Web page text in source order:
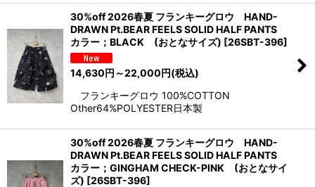
30%off 2026春夏 フランキーグロウ HAND-
DRAWN Pt.BEAR FEELS SOLID HALF PANTS
カラー；BLACK (おとなサイズ) [26SBT-396]
14,630円 ～22,000円(税込)
フランキーグロウ 100%COTTON
Other64%POLYESTER日本製
30%off 2026春夏 フランキーグロウ HAND-
DRAWN Pt.BEAR FEELS SOLID HALF PANTS
カラー；GINGHAM CHECK-PINK (おとなサイ
ズ) [26SBT-396]